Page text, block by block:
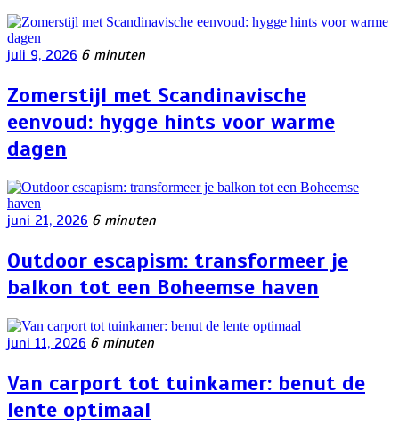
juli 9, 2026 6 minuten
Zomerstijl met Scandinavische
eenvoud: hygge hints voor warme
dagen
juni 21, 2026 6 minuten
Outdoor escapism: transformeer je
balkon tot een Boheemse haven
juni 11, 2026 6 minuten
Van carport tot tuinkamer: benut de
lente optimaal